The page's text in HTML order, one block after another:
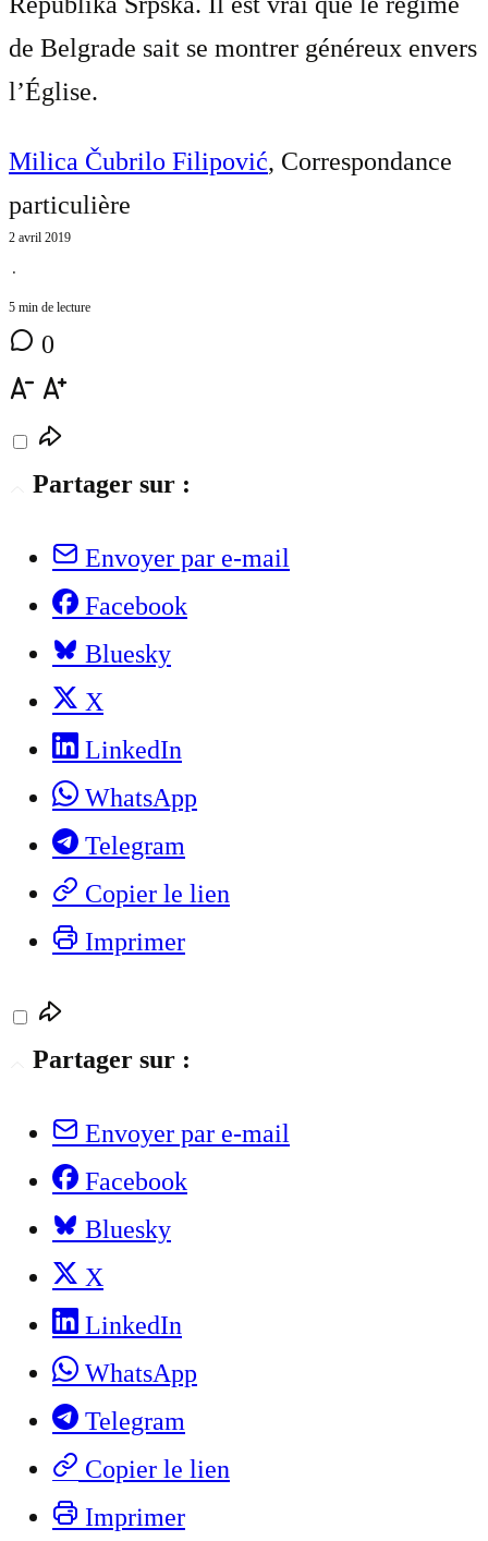
de Belgrade sait se montrer généreux envers
l’Église.
Milica Čubrilo Filipović, Correspondance
particulière
2 avril 2019
⋅
5 min de lecture
0
Partager sur :
Envoyer par e-mail
Facebook
Bluesky
X
LinkedIn
WhatsApp
Telegram
Copier le lien
Imprimer
Partager sur :
Envoyer par e-mail
Facebook
Bluesky
X
LinkedIn
WhatsApp
Telegram
Copier le lien
Imprimer